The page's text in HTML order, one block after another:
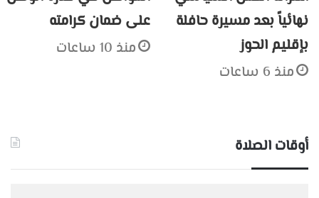
نهائياً بعد مسيرة حافلة
بإقليم الحوز
منذ 6 ساعات
على ضمان كرامته
منذ 10 ساعات
أوقات الصلاة